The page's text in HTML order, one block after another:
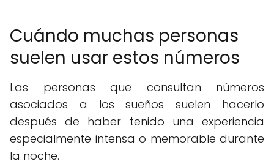
Cuándo muchas personas
suelen usar estos números
Las personas que consultan números
asociados a los sueños suelen hacerlo
después de haber tenido una experiencia
especialmente intensa o memorable durante
la noche.